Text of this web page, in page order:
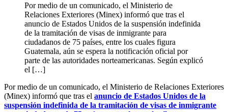
Por medio de un comunicado, el Ministerio de
Relaciones Exteriores (Minex) informó que tras el
anuncio de Estados Unidos de la suspensión indefinida
de la tramitación de visas de inmigrante para
ciudadanos de 75 países, entre los cuales figura
Guatemala, aún se espera la notificación oficial por
parte de las autoridades norteamericanas. Según explicó
el […]
Por medio de un comunicado, el Ministerio de Relaciones Exteriores
(Minex) informó que tras el anuncio de Estados Unidos de la
suspensión indefinida de la tramitación de visas de inmigrante